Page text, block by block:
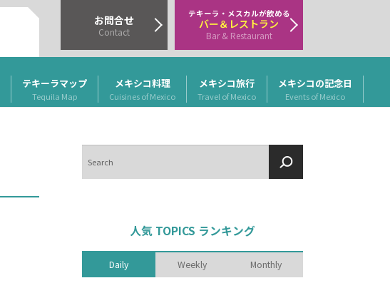
テキーラマップ
Tequila Map
メキシコ料理
Cuisines of Mexico
メキシコ旅行
Travel of Mexico
メキシコの記念日
Events of Mexico
お問合せ
Contact
テキーラ・メスカルが飲める
バー＆レストラン
Bar & Restaurant
索
人気 TOPICS ランキング
Daily Weekly Monthly